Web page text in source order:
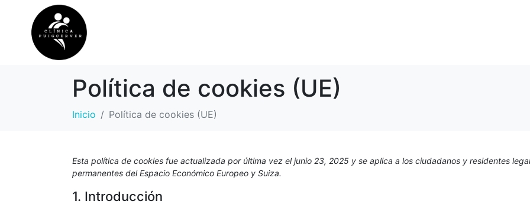
Política de cookies (UE)
Inicio Política de cookies (UE)
Esta política de cookies fue actualizada por última vez el junio 23, 2025 y se aplica a los ciudadanos y residentes
permanentes del Espacio Económico Europeo y Suiza.
1. Introducción